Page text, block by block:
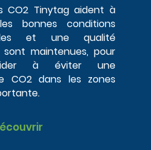
CO2 Tinytag aident à
bonnes conditions
et une qualité
maintenues, pour
à éviter une
CO2 dans les zones